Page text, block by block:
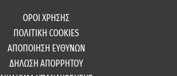
b
o
o
t
a
g
r
b
e
ΟΡΟΙ ΧΡΗΣΗΣ
ΠΟΛΙΤΙΚΗ COOKIES
ΑΠΟΠΟΙΗΣΗ ΕΥΘΥΝΩΝ
ΔΗΛΩΣΗ ΑΠΟΡΡΗΤΟΥ